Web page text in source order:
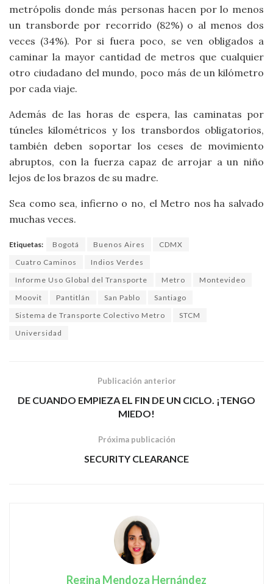
metrópolis donde más personas hacen por lo menos
un transborde por recorrido (82%) o al menos dos
veces (34%). Por si fuera poco, se ven obligados a
caminar la mayor cantidad de metros que cualquier
otro ciudadano del mundo, poco más de un kilómetro
por cada viaje.
Además de las horas de espera, las caminatas por
túneles kilométricos y los transbordos obligatorios,
también deben soportar los ceses de movimiento
abruptos, con la fuerza capaz de arrojar a un niño
lejos de los brazos de su madre.
Sea como sea, infierno o no, el Metro nos ha salvado
muchas veces.
Etiquetas: Bogotá Buenos Aires
CDMX
Cuatro Caminos
Indios Verdes
Informe Uso Global del Transporte
Metro
Montevideo
Moovit
Pantitlán San Pablo
Santiago
Sistema de Transporte Colectivo Metro
STCM
Universidad
Publicación anterior
DE CUANDO EMPIEZA EL FIN DE UN CICLO. ¡TENGO
MIEDO!
Próxima publicación
SECURITY CLEARANCE
Regina Mendoza Hernández